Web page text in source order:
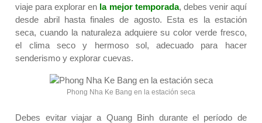
viaje para explorar en la mejor temporada, debes venir aquí
desde abril hasta finales de agosto. Esta es la estación
seca, cuando la naturaleza adquiere su color verde fresco,
el clima seco y hermoso sol, adecuado para hacer
senderismo y explorar cuevas.
Phong Nha Ke Bang en la estación seca
Debes evitar viajar a Quang Binh durante el período de